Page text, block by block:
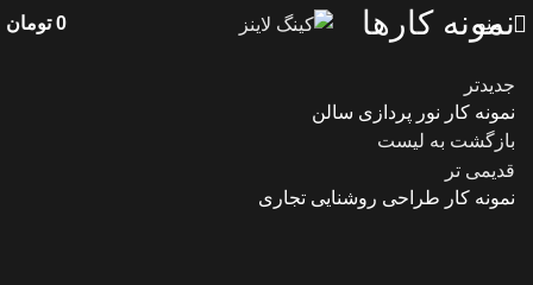
منو 0 تومان نمونه کارها
جدیدتر
نمونه کار نور پردازی سالن
بازگشت به لیست
قدیمی تر
نمونه کار طراحی روشنایی تجاری